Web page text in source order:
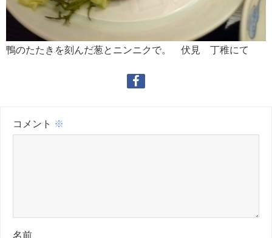
鴨のたたきを刻んだ葱とニンニクで。 伏見 丁稚にて
コメント ※
名前